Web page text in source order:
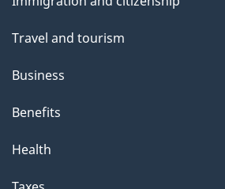
topics
Travel and tourism
Business
Benefits
Health